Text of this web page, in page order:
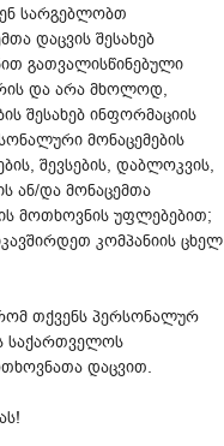
სარგებლობთ
დაცვის შესახებ
გათვალისწინებული
და არა მხოლოდ,
შესახებ ინფორმაციის
მონაცემების
შევსების, დაბლოკვის,
ან/და მონაცემთა
მოთხოვნის უფლებებით;
კომპანიის ცხელ
თქვენს პერსონალურ
საქართველოს
დაცვით.